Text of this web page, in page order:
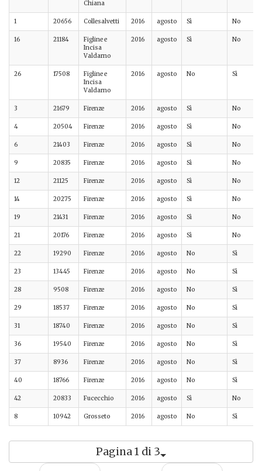
Chiana
1 20656 Collesalvetti 2016 agosto Sì No
16 21184
Figline e
Incisa
Valdarno
2016 agosto Sì No
26 17508
Figline e
Incisa
Valdarno
2016 agosto No Sì
3 21679 Firenze 2016 agosto Sì No
4 20504 Firenze 2016 agosto Sì No
6 21403 Firenze 2016 agosto Sì No
9 20835 Firenze 2016 agosto Sì No
12 21125 Firenze 2016 agosto Sì No
14 20275 Firenze 2016 agosto Sì No
19 21431 Firenze 2016 agosto Sì No
21 20176 Firenze 2016 agosto Sì No
22 19290 Firenze 2016 agosto No Sì
23 13445 Firenze 2016 agosto No Sì
28 9508 Firenze 2016 agosto No Sì
29 18537 Firenze 2016 agosto No Sì
31 18740 Firenze 2016 agosto No Sì
36 19540 Firenze 2016 agosto No Sì
37 8936 Firenze 2016 agosto No Sì
40 18766 Firenze 2016 agosto No Sì
42 20833 Fucecchio 2016 agosto Sì No
8 10942 Grosseto 2016 agosto No Sì
Pagina 1 di 3